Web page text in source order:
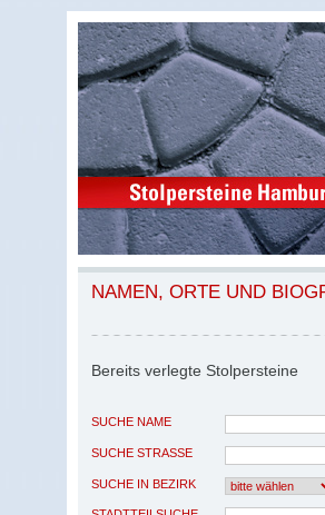
NAMEN, ORTE UND
Bereits verlegte Stolpersteine
SUCHE NAME
SUCHE STRASSE
SUCHE IN BEZIRK